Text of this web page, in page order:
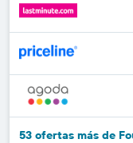
53 ofertas más de